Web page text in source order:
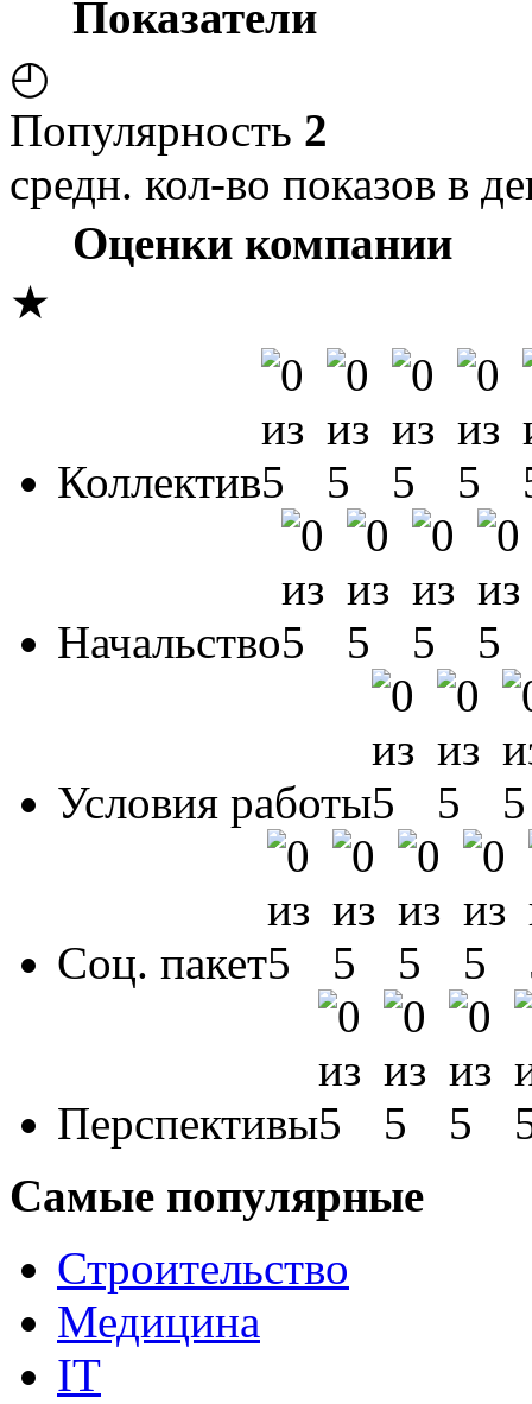
Показатели
◴
Популярность 2
средн. кол-во показов в
Оценки компании
★
Коллектив
Начальство
Условия работы
Соц. пакет
Перспективы
Самые популярные
Строительство
Медицина
IT